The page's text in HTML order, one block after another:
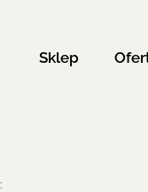
Sklep